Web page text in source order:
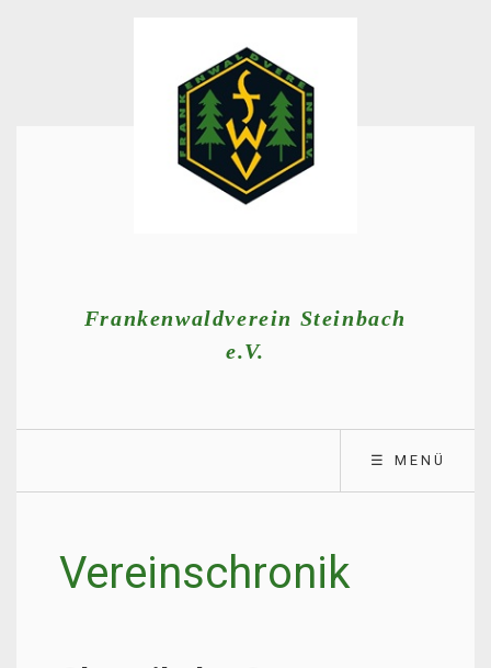
Frankenwaldverein Steinbach
e.V.
☰ MENÜ
Vereinschronik